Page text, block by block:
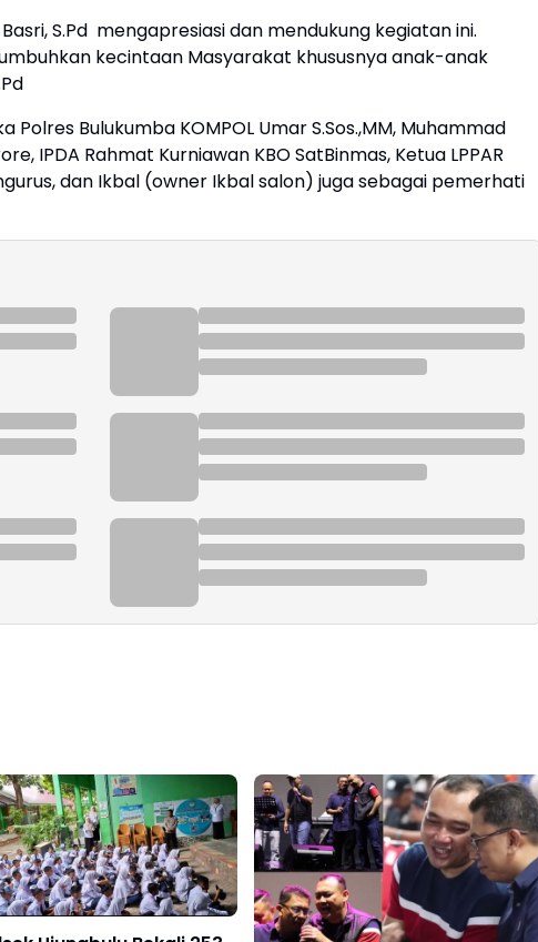
S.Pd mengapresiasi dan mendukung kegiatan ini.
kecintaan Masyarakat khususnya anak-anak
Bulukumba KOMPOL Umar S.Sos.,MM, Muhammad
IPDA Rahmat Kurniawan KBO SatBinmas, Ketua LPPAR
dan Ikbal (owner Ikbal salon) juga sebagai pemerhati